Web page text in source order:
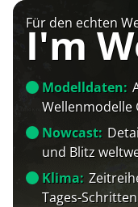
Für den echten
I'm
Modelldaten:
Wellenmodelle
Nowcast:
und Blitz
Klima:
Tages-